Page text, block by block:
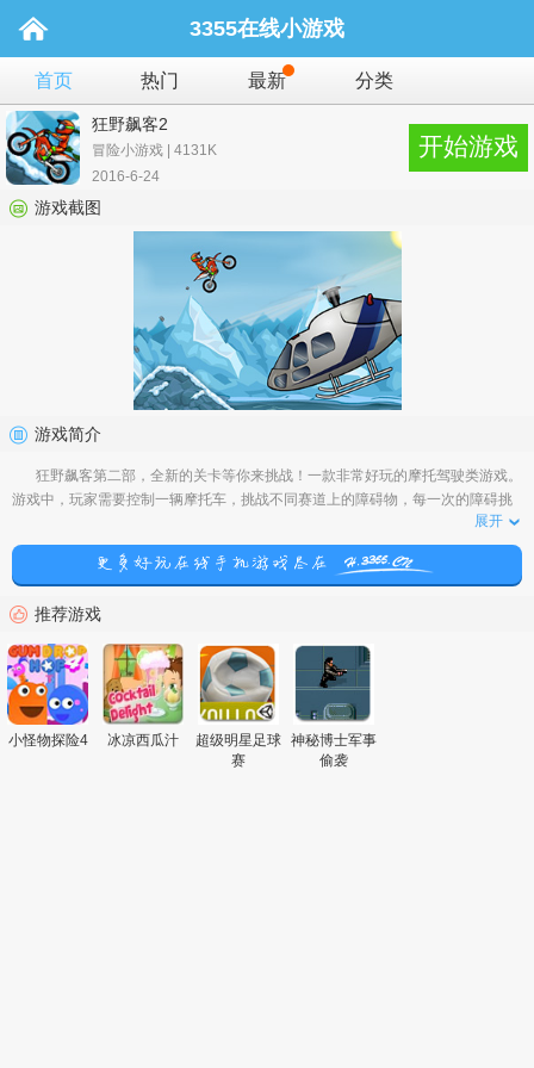
3355在线小游戏
首页 热门 最新 分类
狂野飙客2
冒险小游戏 | 4131K
2016-6-24
开始游戏
游戏截图
游戏简介
狂野飙客第二部，全新的关卡等你来挑战！一款非常好玩的摩托驾驶类游戏。
游戏中，玩家需要控制一辆摩托车，挑战不同赛道上的障碍物，每一次的障碍挑
战都是一次突破，没有一点驾驶技术那是很困难的呦！喜欢摩托的小伙伴们，千
万不要错过。
展开
推荐游戏
小怪物探险4 冰凉西瓜汁
超级明星足球
赛
神秘博士军事
偷袭